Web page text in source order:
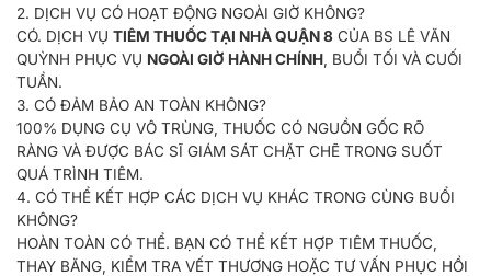
2. DỊCH VỤ CÓ HOẠT ĐỘNG NGOÀI GIỜ KHÔNG?
CÓ. DỊCH VỤ TIÊM THUỐC TẠI NHÀ QUẬN 8 CỦA BS LÊ VĂN
QUỲNH PHỤC VỤ NGOÀI GIỜ HÀNH CHÍNH , BUỔI TỐI VÀ CUỐI
TUẦN.
3. CÓ ĐẢM BẢO AN TOÀN KHÔNG?
100% DỤNG CỤ VÔ TRÙNG, THUỐC CÓ NGUỒN GỐC RÕ
RÀNG VÀ ĐƯỢC BÁC SĨ GIÁM SÁT CHẶT CHẼ TRONG SUỐT
QUÁ TRÌNH TIÊM.
4. CÓ THỂ KẾT HỢP CÁC DỊCH VỤ KHÁC TRONG CÙNG BUỔI
KHÔNG?
HOÀN TOÀN CÓ THỂ. BẠN CÓ THỂ KẾT HỢP TIÊM THUỐC,
THAY BĂNG, KIỂM TRA VẾT THƯƠNG HOẶC TƯ VẤN PHỤC HỒI